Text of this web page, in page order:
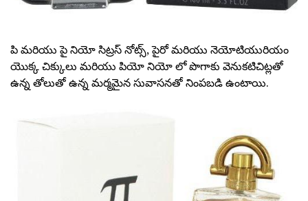
పి మరియు పై నియో సిట్రస్ నోట్స్, పైరో మరియు నెయోటియురియం
యొక్క చిక్కులు మరియు పియో నియో లో పొగాకు వెనుకటిచిట్లతో
ఉన్న తోలుతో ఉన్న మర్మమైన సువాసనతో నింపబడి ఉంటాయి.